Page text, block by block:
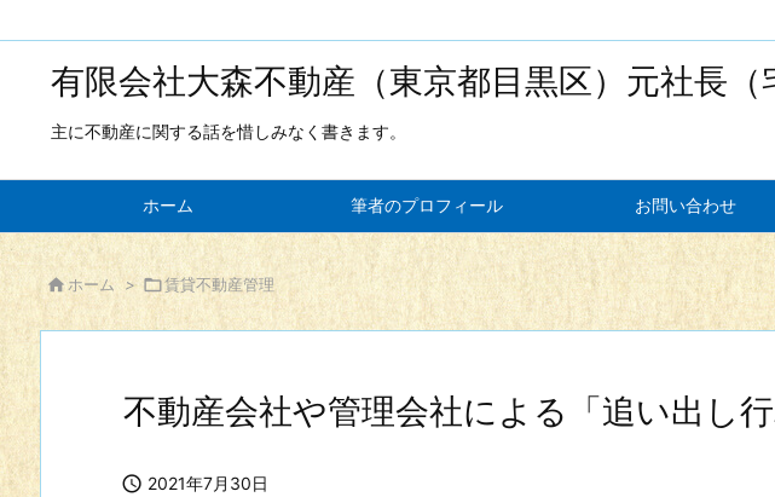
有限会社大森不動産（東京都目黒区）元社長
主に不動産に関する話を惜しみなく書きます。
ホーム 筆者のプロフィール お問い合わせ
ホーム > 賃貸不動産管理
不動産会社や管理会社による「追い出し
 2021年7月30日